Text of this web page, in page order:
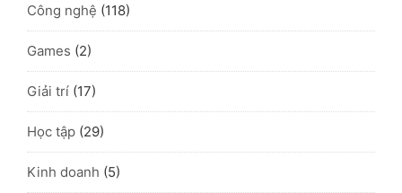
Công nghệ (118)
Games (2)
Giải trí (17)
Học tập (29)
Kinh doanh (5)